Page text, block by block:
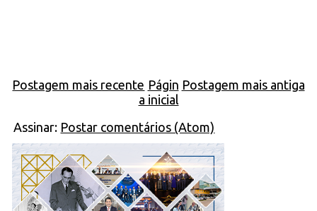
Postagem mais recente Postagem mais antiga
Págin
a inicial
Assinar: Postar comentários (Atom)